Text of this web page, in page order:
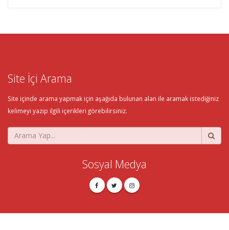
Site İçi Arama
Site içinde arama yapmak için aşağıda bulunan alan ile aramak istediğiniz
kelimeyi yazıp ilgili içerikleri görebilirsiniz.
Sosyal Medya